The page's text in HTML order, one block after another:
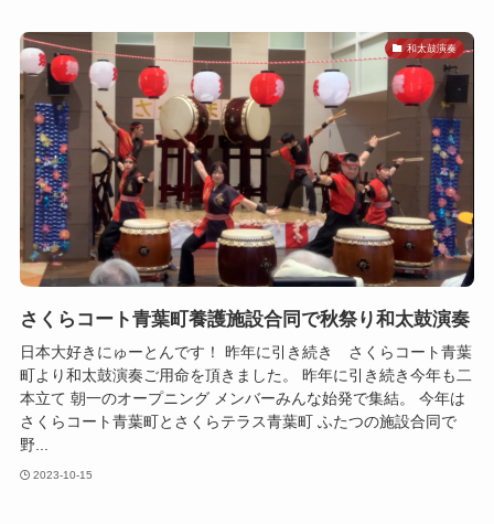
和太鼓演奏
さくらコート青葉町養護施設合同で秋祭り和太鼓演奏
日本大好きにゅーとんです！ 昨年に引き続き さくらコート青葉
町より和太鼓演奏ご用命を頂きました。 昨年に引き続き今年も二
本立て 朝一のオープニング メンバーみんな始発で集結。 今年は
さくらコート青葉町とさくらテラス青葉町 ふたつの施設合同で
野...
2023-10-15